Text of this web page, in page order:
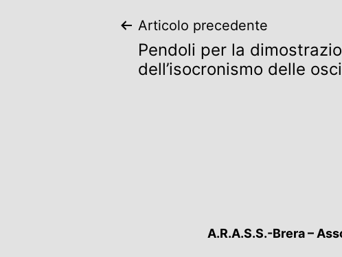
Navigazione
articoli
Articolo precedente
Pendoli per la
dell’isocronismo delle
A.R.A.S.S.-Brera –